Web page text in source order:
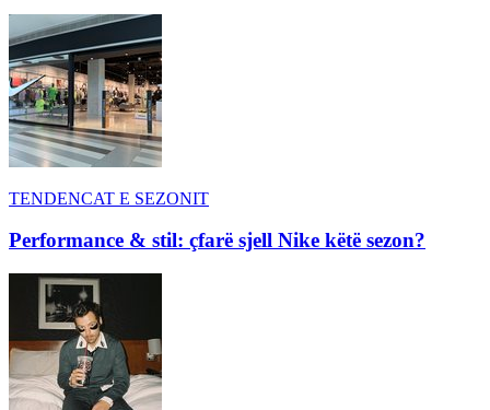
TENDENCAT E SEZONIT
Performance & stil: çfarë sjell Nike këtë sezon?